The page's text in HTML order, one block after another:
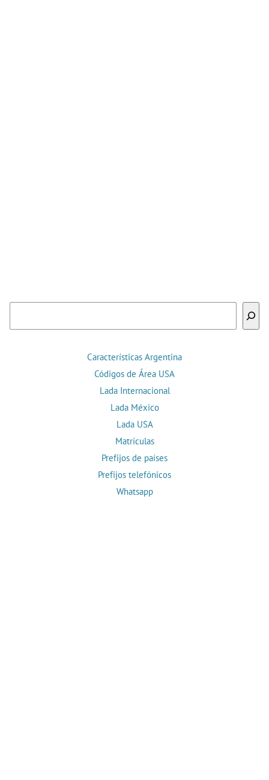
Características Argentina
Códigos de Área USA
Lada Internacional
Lada México
Lada USA
Matrículas
Prefijos de países
Prefijos telefónicos
Whatsapp